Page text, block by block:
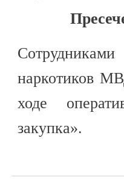
наркотиков
ходе
закупка».